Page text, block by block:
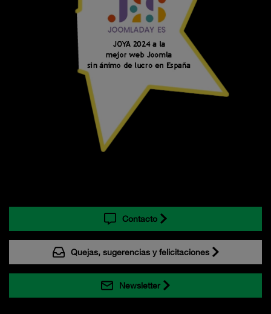
Contacto
Quejas, sugerencias y felicitaciones
Newsletter